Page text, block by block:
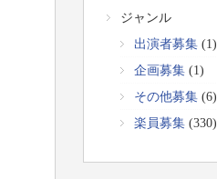
ジャンル
出演者募集 (1)
企画募集 (1)
その他募集 (6)
楽員募集 (330)